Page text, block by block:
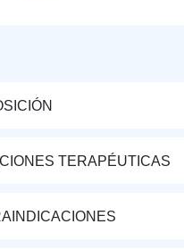
TERAPÉUTICAS